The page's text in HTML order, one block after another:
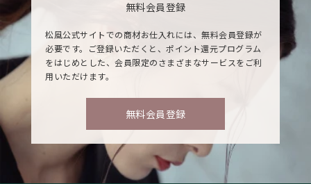
無料会員登録
松風公式サイトでの商材お仕入れには、無料会員登録が
必要です。ご登録いただくと、ポイント還元プログラム
をはじめとした、会員限定のさまざまなサービスをご利
用いただけます。
無料会員登録